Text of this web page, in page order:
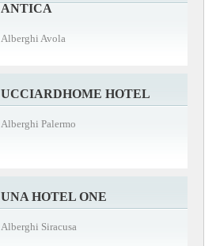
ANTICA
Alberghi Avola
UCCIARDHOME HOTEL
Alberghi Palermo
UNA HOTEL ONE
Alberghi Siracusa